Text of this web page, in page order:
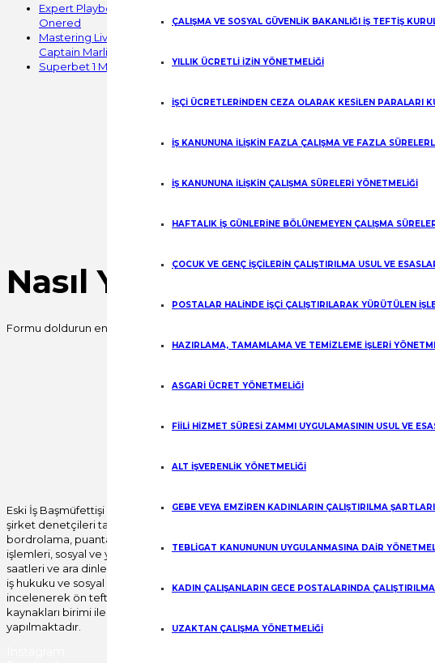
ÇALIŞMA VE SOSYAL GÜVENLİK BAKANLIĞI İŞ TEFTİŞ
YILLIK ÜCRETLİ İZİN YÖNETMELİĞİ
İŞÇİ ÜCRETLERİNDEN CEZA OLARAK KESİLEN PARALARI
İŞ KANUNUNA İLİŞKİN FAZLA ÇALIŞMA VE FAZLA
İŞ KANUNUNA İLİŞKİN ÇALIŞMA SÜRELERİ YÖNETMELİĞİ
HAFTALIK İŞ GÜNLERİNE BÖLÜNEMEYEN ÇALIŞMA
ÇOCUK VE GENÇ İŞÇİLERİN ÇALIŞTIRILMA USUL VE
POSTALAR HALİNDE İŞÇİ ÇALIŞTIRILARAK YÜRÜTÜLEN
HAZIRLAMA, TAMAMLAMA VE TEMİZLEME İŞLERİ
ASGARİ ÜCRET YÖNETMELİĞİ
FİİLİ HİZMET SÜRESİ ZAMMI UYGULAMASININ USUL VE
ALT İŞVERENLİK YÖNETMELİĞİ
GEBE VEYA EMZİREN KADINLARIN ÇALIŞTIRILMA
TEBLİGAT KANUNUNUN UYGULANMASINA DAİR
KADIN ÇALIŞANLARIN GECE POSTALARINDA
UZAKTAN ÇALIŞMA YÖNETMELİĞİ
Expert Playbook for HTML5 Gaming and Secure Payments at
Onered
Mastering Live Dealer Play and Payment Security with
Captain Marlin
Superbet 1 Mobile Experience: Seamless Play on the Go
Nasıl Yardımcı Olabiliriz?
Formu doldurun en kısa sürede sizinle iletişime geçelim.
Fill out this field
Gönder
Eski İş Başmüfettişi Bülent YILDIRIM öncülüğünde
şirket denetçileri tarafından tüm özlük, yıllık izin,
bordrolama, puantajlama, disiplin mevzuatı, fesih
işlemleri, sosyal ve yan haklar, fazla çalışma, çalışma
saatleri ve ara dinlenme süreleri başta olmak üzere
iş hukuku ve sosyal güvenlik mevzuatı uygulamaları
incelenerek ön teftiş raporu verilerek, insan
kaynakları birimi ile birlikte yerinde düzeltme işlemi
yapılmaktadır.